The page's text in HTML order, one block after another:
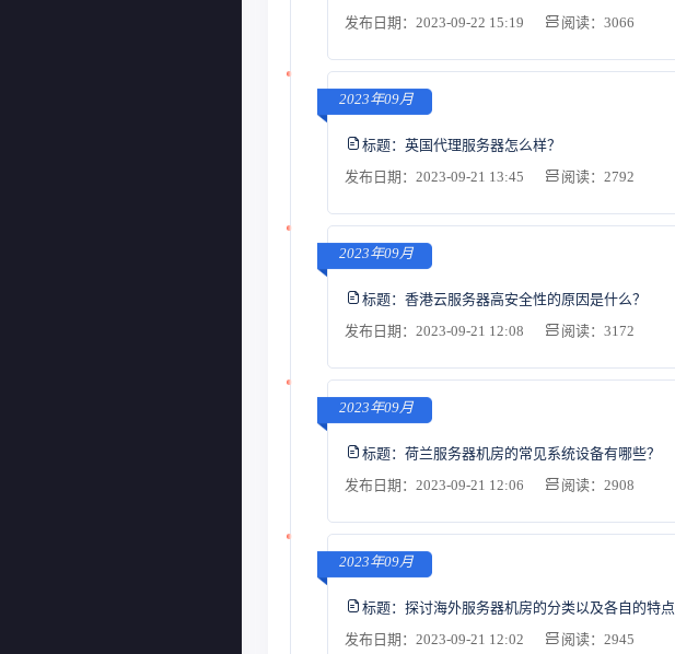
发布日期：2023-09-22 15:19
阅读：3066
2023年09月
标题： 英国代理服务器怎么样？
发布日期：2023-09-21 13:45
阅读：2792
2023年09月
标题： 香港云服务器高安全性的原因是什么？
发布日期：2023-09-21 12:08
阅读：3172
2023年09月
标题： 荷兰服务器机房的常见系统设备有哪些？
发布日期：2023-09-21 12:06
阅读：2908
2023年09月
标题： 探讨海外服务器机房的分类以及各自的特点
发布日期：2023-09-21 12:02
阅读：2945